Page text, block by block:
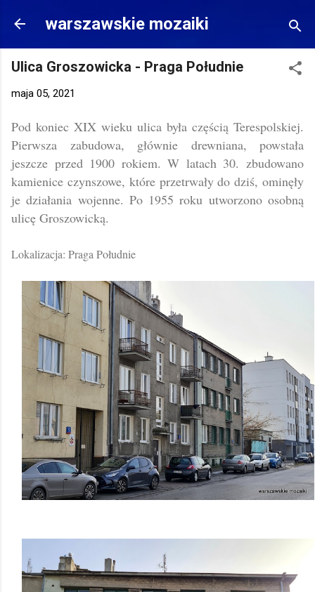
Przejdź do głównej zawartości
warszawskie mozaiki
Ulica Groszowicka - Praga Południe
maja 05, 2021
Pod koniec XIX wieku ulica była częścią Terespolskiej.
Pierwsza zabudowa, głównie drewniana, powstała
jeszcze przed 1900 rokiem. W latach 30. zbudowano
kamienice czynszowe, które przetrwały do dziś, ominęły
je działania wojenne. Po 1955 roku utworzono osobną
ulicę Groszowicką.
Lokalizacja: Praga Południe